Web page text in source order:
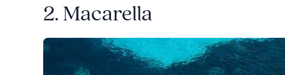
2. Macarella